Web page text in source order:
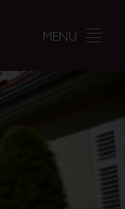
MENU